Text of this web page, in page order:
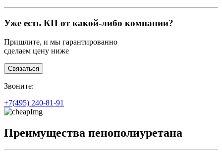
Уже есть КП от какой-либо компании?
Пришлите, и мы гарантированно
сделаем цену ниже
Связаться
Звоните:
+7(495) 240-81-91
Преимущества пенополиуретана